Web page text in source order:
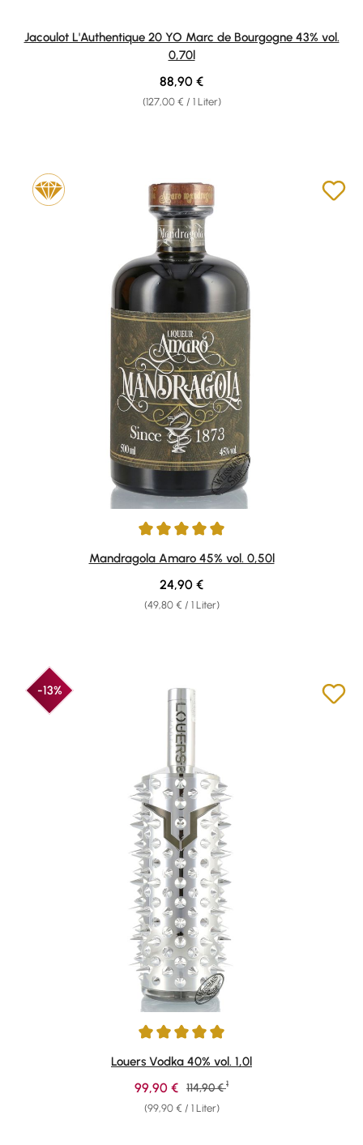
Jacoulot L'Authentique 20 YO Marc de Bourgogne 43% vol.
0,70l
(127,00 € / 1 Liter)
Regulärer Preis:
88,90 €
Durchschnittliche Bewertung von 5 von 5 Sternen
Mandragola Amaro 45% vol. 0,50l
(49,80 € / 1 Liter)
Regulärer Preis:
24,90 €
-13%
Durchschnittliche Bewertung von 5 von 5 Sternen
Louers Vodka 40% vol. 1,0l
(99,90 € / 1 Liter)
Verkaufspreis:
99,90 € Regulärer Preis:
114,90 € 1